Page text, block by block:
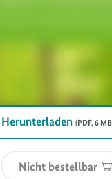
Herunterladen(PDF, 6
Nicht bestellbar